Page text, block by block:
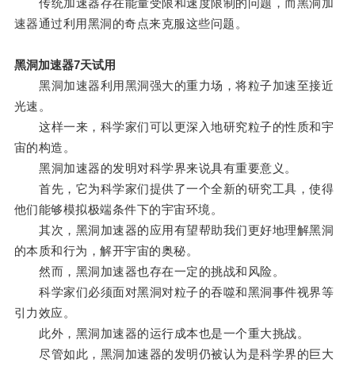
传统加速器存在能量受限和速度限制的问题，而黑洞加
速器通过利用黑洞的奇点来克服这些问题。
黑洞加速器7天试用
黑洞加速器利用黑洞强大的重力场，将粒子加速至接近
光速。
这样一来，科学家们可以更深入地研究粒子的性质和宇
宙的构造。
黑洞加速器的发明对科学界来说具有重要意义。
首先，它为科学家们提供了一个全新的研究工具，使得
他们能够模拟极端条件下的宇宙环境。
其次，黑洞加速器的应用有望帮助我们更好地理解黑洞
的本质和行为，解开宇宙的奥秘。
然而，黑洞加速器也存在一定的挑战和风险。
科学家们必须面对黑洞对粒子的吞噬和黑洞事件视界等
引力效应。
此外，黑洞加速器的运行成本也是一个重大挑战。
尽管如此，黑洞加速器的发明仍被认为是科学界的巨大